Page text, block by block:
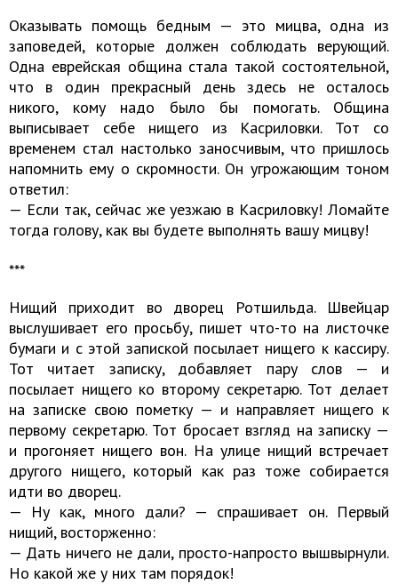
Оказывать помощь бедным — это мицва, одна из
заповедей, которые должен соблюдать верующий.
Одна еврейская община стала такой состоятельной,
что в один прекрасный день здесь не осталось
никого, кому надо было бы помогать. Община
выписывает себе нищего из Касриловки. Тот со
временем стал настолько заносчивым, что пришлось
напомнить ему о скромности. Он угрожающим тоном
ответил:
— Если так, сейчас же уезжаю в Касриловку! Ломайте
тогда голову, как вы будете выполнять вашу мицву!
***
Нищий приходит во дворец Ротшильда. Швейцар
выслушивает его просьбу, пишет что-то на листочке
бумаги и с этой запиской посылает нищего к кассиру.
Тот читает записку, добавляет пару слов — и
посылает нищего ко второму секретарю. Тот делает
на записке свою пометку — и направляет нищего к
первому секретарю. Тот бросает взгляд на записку —
и прогоняет нищего вон. На улице нищий встречает
другого нищего, который как раз тоже собирается
идти во дворец.
— Ну как, много дали? — спрашивает он. Первый
нищий, восторженно:
— Дать ничего не дали, просто-напросто вышвырнули.
Но какой же у них там порядок!